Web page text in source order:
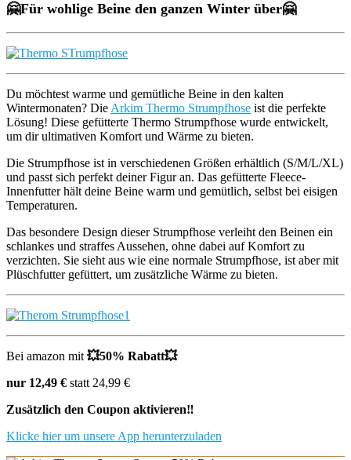
🤗Für wohlige Beine den ganzen Winter über🤗
Du möchtest warme und gemütliche Beine in den kalten
Wintermonaten? Die Arkim Thermo Strumpfhose ist die perfekte
Lösung! Diese gefütterte Thermo Strumpfhose wurde entwickelt,
um dir ultimativen Komfort und Wärme zu bieten.
Die Strumpfhose ist in verschiedenen Größen erhältlich (S/M/L/XL)
und passt sich perfekt deiner Figur an. Das gefütterte Fleece-
Innenfutter hält deine Beine warm und gemütlich, selbst bei eisigen
Temperaturen.
Das besondere Design dieser Strumpfhose verleiht den Beinen ein
schlankes und straffes Aussehen, ohne dabei auf Komfort zu
verzichten. Sie sieht aus wie eine normale Strumpfhose, ist aber mit
Plüschfutter gefüttert, um zusätzliche Wärme zu bieten.
Bei amazon mit 💥50% Rabatt💥
nur 12,49 € statt 24,99 €
Zusätzlich den Coupon aktivieren‼️
Klicke hier um unsere App herunterzuladen